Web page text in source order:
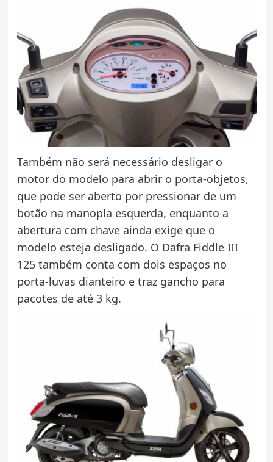
Também não será necessário desligar o
motor do modelo para abrir o porta-objetos,
que pode ser aberto por pressionar de um
botão na manopla esquerda, enquanto a
abertura com chave ainda exige que o
modelo esteja desligado. O Dafra Fiddle III
125 também conta com dois espaços no
porta-luvas dianteiro e traz gancho para
pacotes de até 3 kg.